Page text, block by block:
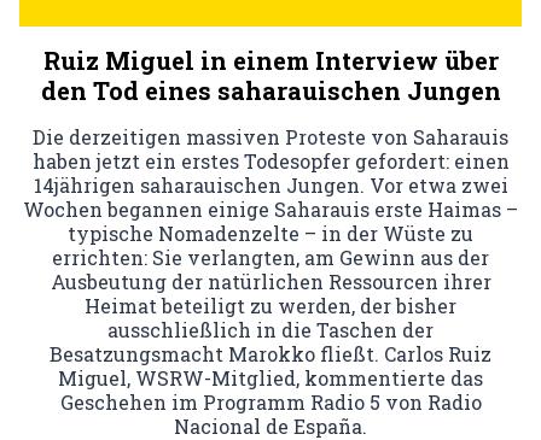
Ruiz Miguel in einem Interview über
den Tod eines saharauischen Jungen
Die derzeitigen massiven Proteste von Saharauis
haben jetzt ein erstes Todesopfer gefordert: einen
14jährigen saharauischen Jungen. Vor etwa zwei
Wochen begannen einige Saharauis erste Haimas –
typische Nomadenzelte – in der Wüste zu
errichten: Sie verlangten, am Gewinn aus der
Ausbeutung der natürlichen Ressourcen ihrer
Heimat beteiligt zu werden, der bisher
ausschließlich in die Taschen der
Besatzungsmacht Marokko fließt. Carlos Ruiz
Miguel, WSRW-Mitglied, kommentierte das
Geschehen im Programm Radio 5 von Radio
Nacional de España.